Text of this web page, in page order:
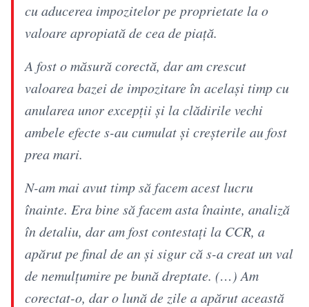
cu aducerea impozitelor pe proprietate la o
valoare apropiată de cea de piață.
A fost o măsură corectă, dar am crescut
valoarea bazei de impozitare în același timp cu
anularea unor excepții și la clădirile vechi
ambele efecte s-au cumulat și creșterile au fost
prea mari.
N-am mai avut timp să facem acest lucru
înainte. Era bine să facem asta înainte, analiză
în detaliu, dar am fost contestați la CCR, a
apărut pe final de an și sigur că s-a creat un val
de nemulțumire pe bună dreptate. (…) Am
corectat-o, dar o lună de zile a apărut această